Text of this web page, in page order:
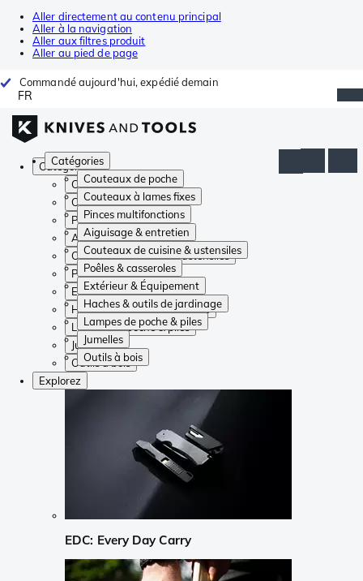
Aller directement au contenu principal
Aller à la navigation
Aller aux filtres produit
Aller au pied de page
Commandé aujourd'hui, expédié demain
FR
Catégories
Couteaux de poche
Couteaux à lames fixes
Pinces multifonctions
Aiguisage & entretien
Couteaux de cuisine & ustensiles
Poêles & casseroles
Extérieur & Équipement
Haches & outils de jardinage
Lampes de poche & piles
Jumelles
Outils à bois
Catégories
Couteaux de poche
Couteaux à lames fixes
Pinces multifonctions
Aiguisage & entretien
Couteaux de cuisine & ustensiles
Poêles & casseroles
Extérieur & Équipement
Haches & outils de jardinage
Lampes de poche & piles
Jumelles
Outils à bois
Explorez
EDC: Every Day Carry